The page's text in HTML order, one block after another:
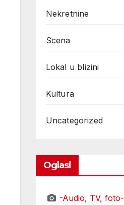
Nekretnine
Scena
Lokal u blizini
Kultura
Uncategorized
Oglasi
-Audio, TV, foto-